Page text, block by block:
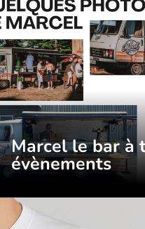
Marcel le bar à
évènements